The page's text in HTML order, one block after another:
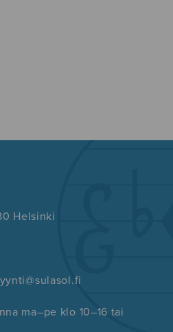
Helsinki
ma–pe klo 10–16 tai